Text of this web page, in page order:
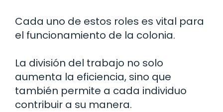
Cada uno de estos roles es vital para
el funcionamiento de la colonia.
La división del trabajo no solo
aumenta la eficiencia, sino que
también permite a cada individuo
contribuir a su manera.